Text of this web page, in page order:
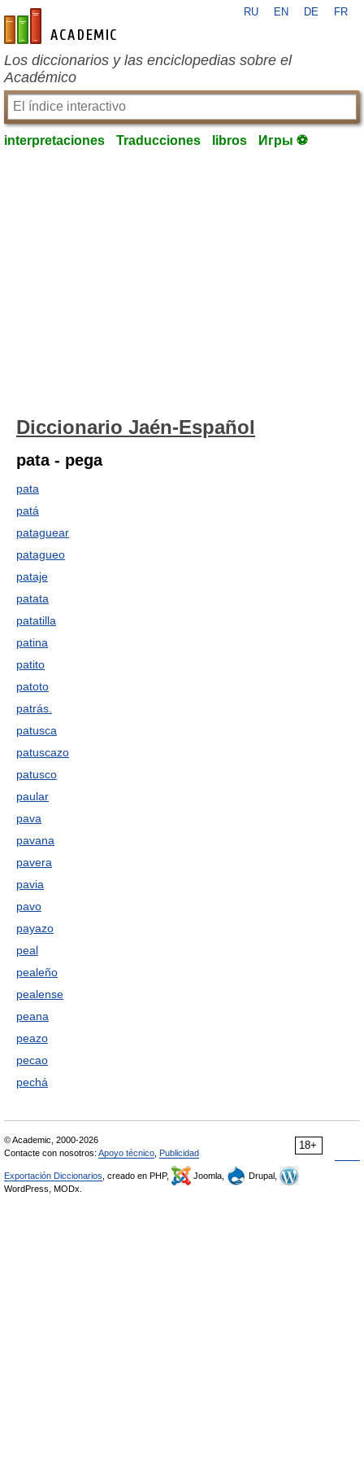
es-academic.com
RU EN DE FR
Los diccionarios y las enciclopedias sobre el
Académico
interpretaciones Traducciones libros Игры ⚽
Diccionario Jaén-Español
pata - pega
pata
patá
pataguear
patagueo
pataje
patata
patatilla
patina
patito
patoto
patrás.
patusca
patuscazo
patusco
paular
pava
pavana
pavera
pavia
pavo
payazo
peal
pealeño
pealense
peana
peazo
pecao
pechá
18+
© Academic, 2000-2026
Contacte con nosotros: Apoyo técnico Publicidad
Exportación Diccionarios , creado en PHP, Joomla,
Drupal,
WordPress, MODx.